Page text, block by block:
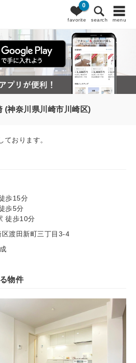
favorite
0
search menu
(神奈川県川崎市川崎区)
ております。
歩15分
歩5分
徒歩10分
渡田新町三丁目3-4
物件